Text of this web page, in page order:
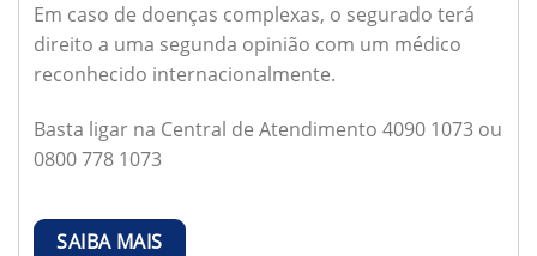
Em caso de doenças complexas, o segurado terá
direito a uma segunda opinião com um médico
reconhecido internacionalmente.
Basta ligar na Central de Atendimento 4090 1073 ou
0800 778 1073
SAIBA MAIS